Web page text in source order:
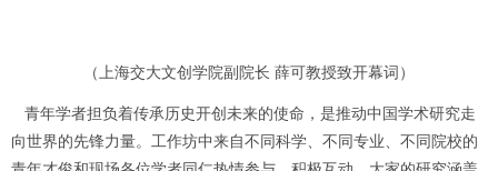
（上海交大文创学院副院长 薛可教授致开幕词）
青年学者担负着传承历史开创未来的使命，是推动中国学术研究走
向世界的先锋力量。工作坊中来自不同科学、不同专业、不同院校的